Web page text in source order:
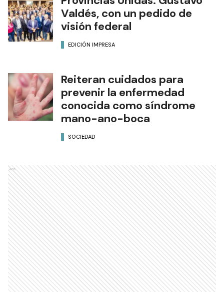
Valdés, con un pedido de
visión federal
EDICIÓN IMPRESA
Reiteran cuidados para
prevenir la enfermedad
conocida como síndrome
mano-ano-boca
SOCIEDAD
Ads